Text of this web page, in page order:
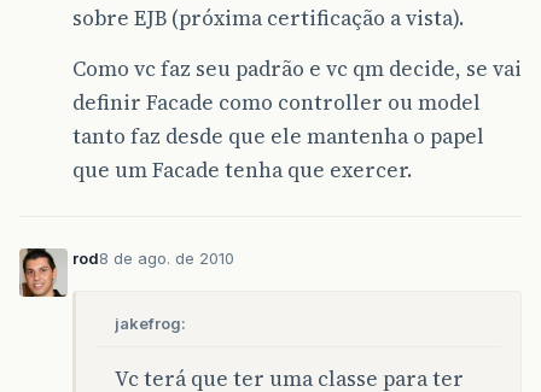
sobre EJB (próxima certificação a vista).
Como vc faz seu padrão e vc qm decide, se vai
definir Facade como controller ou model
tanto faz desde que ele mantenha o papel
que um Facade tenha que exercer.
rod8 de ago. de 2010
jakefrog:
Vc terá que ter uma classe para ter